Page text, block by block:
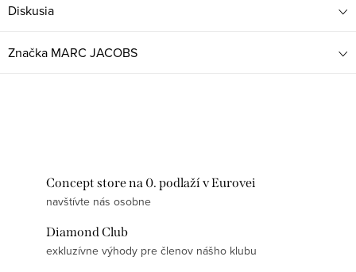
Diskusia
Značka MARC JACOBS
Concept store na 0. podlaží v Eurovei
navštívte nás osobne
Diamond Club
exkluzívne výhody pre členov nášho klubu